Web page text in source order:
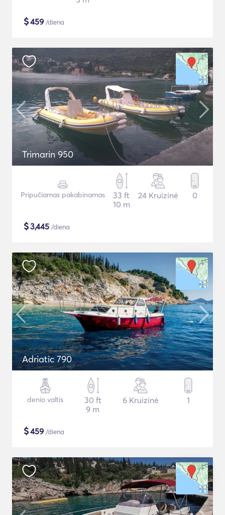
$459 /diena
Trimarin 950
Pripučiamas pakabinamas
33 ft
10 m
24 Kruizinė 0
$3,445 /diena
Adriatic 790
denio valtis
30 ft
9 m
6 Kruizinė 1
$459 /diena